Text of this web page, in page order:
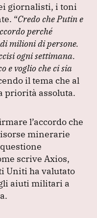
giornalisti, i toni
“Credo che Putin e
perché
milioni di persone.
ogni settimana.
e voglio che ci sia
il tema che al
priorità assoluta.
l’accordo che
minerarie
scrive Axios,
Uniti ha valutato
aiuti militari a